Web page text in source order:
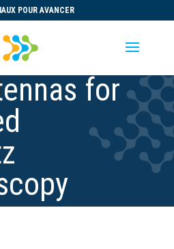
POUR AVANCER
for